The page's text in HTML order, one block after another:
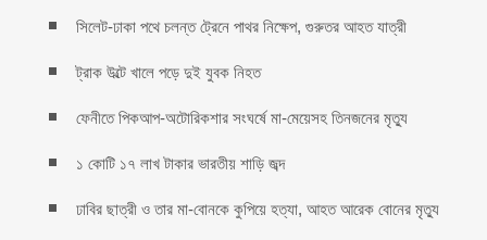
সিলেট-ঢাকা পথে চলন্ত ট্রেনে পাথর নিক্ষেপ, গুরুতর আহত যাত্রী
ট্রাক উল্টে খালে পড়ে দুই যুবক নিহত
ফেনীতে পিকআপ-অটোরিকশার সংঘর্ষে মা-মেয়েসহ তিনজনের মৃত্যু
১ কোটি ১৭ লাখ টাকার ভারতীয় শাড়ি জব্দ
ঢাবির ছাত্রী ও তার মা-বোনকে কুপিয়ে হত্যা, আহত আরেক বোনের মৃত্যু